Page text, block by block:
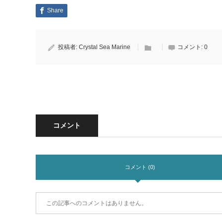
Share
投稿者: Crystal Sea Marine コメント: 0
コメント
コメント (0)
この記事へのコメントはありません。